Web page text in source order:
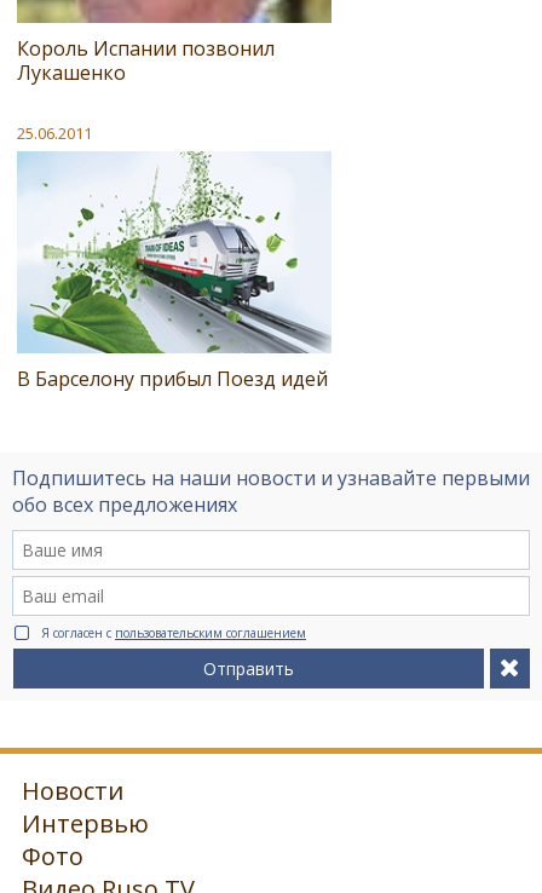
Король Испании позвонил
Лукашенко
25.06.2011
В Барселону прибыл Поезд идей
Подпишитесь на наши новости и узнавайте первыми
обо всех предложениях
Я согласен с пользовательским соглашением
Отправить
Новости
Интервью
Фото